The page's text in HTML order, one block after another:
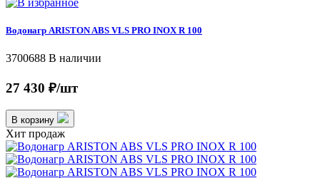
Водонагр ARISTON ABS VLS PRO INOX R 100
3700688 В наличии
27 430 ₽/шт
В корзину
Хит продаж